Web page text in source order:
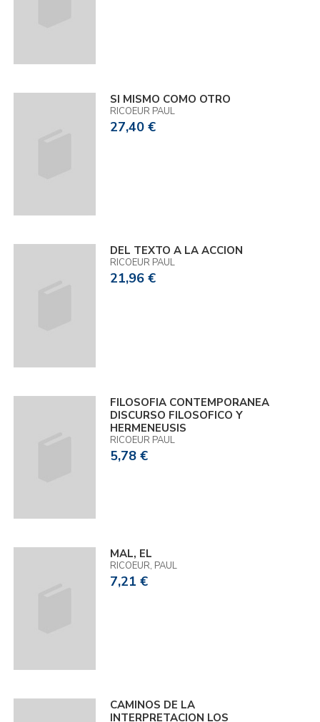
SI MISMO COMO OTRO
RICOEUR PAUL
27,40 €
DEL TEXTO A LA ACCION
RICOEUR PAUL
21,96 €
FILOSOFIA CONTEMPORANEA
DISCURSO FILOSOFICO Y
HERMENEUSIS
RICOEUR PAUL
5,78 €
MAL, EL
RICOEUR, PAUL
7,21 €
CAMINOS DE LA
INTERPRETACION LOS